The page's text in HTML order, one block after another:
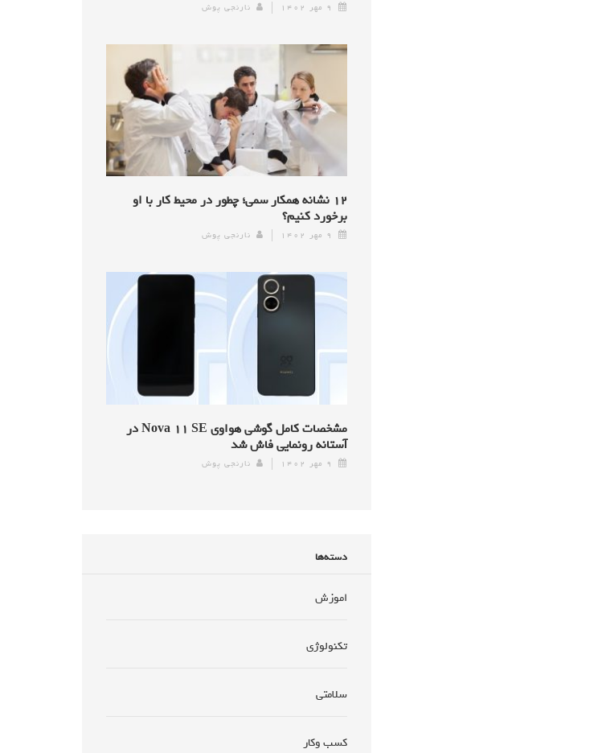
۹ مهر ۱۴۰۲ نارنجی پوش
۱۲ نشانه همکار سمی؛ چطور در محیط کار با او
برخورد کنیم؟
۹ مهر ۱۴۰۲ نارنجی پوش
مشخصات کامل گوشی هواوی Nova ۱۱ SE در
آستانه رونمایی فاش شد
۹ مهر ۱۴۰۲ نارنجی پوش
دسته‌ها
اموزش
تکنولوژی
سلامتی
کسب وکار